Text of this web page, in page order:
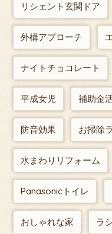
リシェント玄関ドア
外構アプローチ
ナイトチョコレート
平成女児 補助金
防音効果 お掃除
水まわりリフォーム
Panasonicトイレ
おしゃれな家 ラ